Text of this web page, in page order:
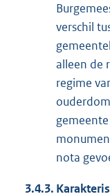
verschil
alleen de
regime
nota
3.4.3.